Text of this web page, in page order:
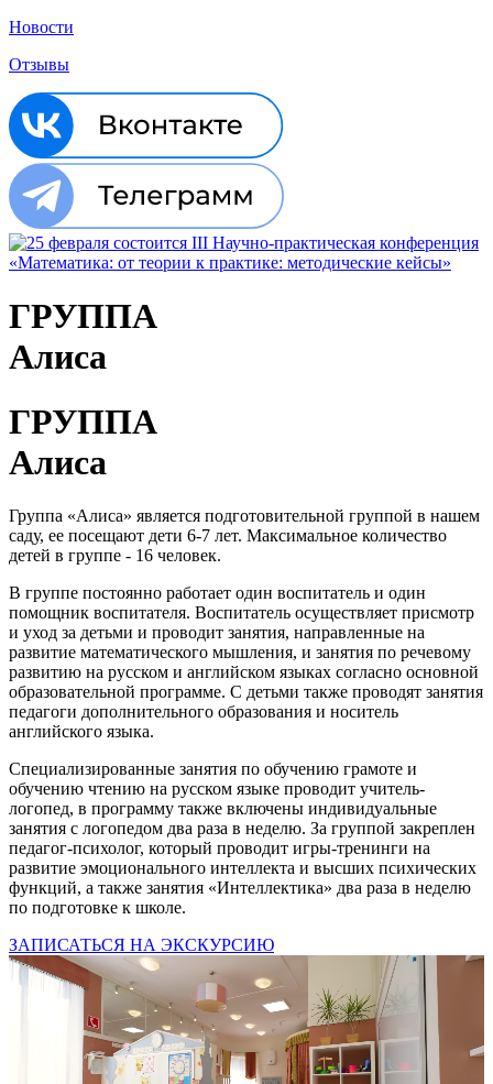
Новости
Отзывы
ГРУППА
Алиса
ГРУППА
Алиса
Группа «Алиса» является подготовительной группой в нашем
саду, ее посещают дети 6-7 лет. Максимальное количество
детей в группе - 16 человек.
В группе постоянно работает один воспитатель и один
помощник воспитателя. Воспитатель осуществляет присмотр
и уход за детьми и проводит занятия, направленные на
развитие математического мышления, и занятия по речевому
развитию на русском и английском языках согласно основной
образовательной программе. С детьми также проводят занятия
педагоги дополнительного образования и носитель
английского языка.
Специализированные занятия по обучению грамоте и
обучению чтению на русском языке проводит учитель-
логопед, в программу также включены индивидуальные
занятия с логопедом два раза в неделю. За группой закреплен
педагог-психолог, который проводит игры-тренинги на
развитие эмоционального интеллекта и высших психических
функций, а также занятия «Интеллектика» два раза в неделю
по подготовке к школе.
ЗАПИСАТЬСЯ НА ЭКСКУРСИЮ